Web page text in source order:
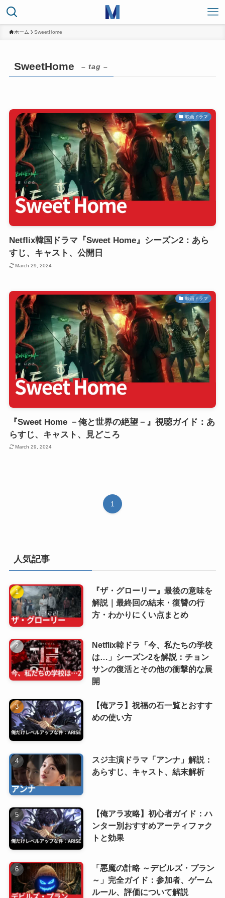
ホーム SweetHome
SweetHome – tag –
映画ドラマ
Netflix韓国ドラマ『Sweet Home』シーズン2：あら
すじ、キャスト、公開日
March 29, 2024
映画ドラマ
『Sweet Home －俺と世界の絶望－』視聴ガイド：あ
らすじ、キャスト、見どころ
March 29, 2024
1
人気記事
『ザ・グローリー』最後の意味を
解説｜最終回の結末・復讐の行
方・わかりにくい点まとめ
Netflix韓ドラ「今、私たちの学校
は…」シーズン2を解説：チョン
サンの復活とその他の衝撃的な展
開
【俺アラ】祝福の石一覧とおすす
めの使い方
スジ主演ドラマ「アンナ」解説：
あらすじ、キャスト、結末解析
【俺アラ攻略】初心者ガイド：ハ
ンター別おすすめアーティファク
トと効果
「悪魔の計略 ～デビルズ・プラン
～」完全ガイド：参加者、ゲーム
ルール、評価について解説